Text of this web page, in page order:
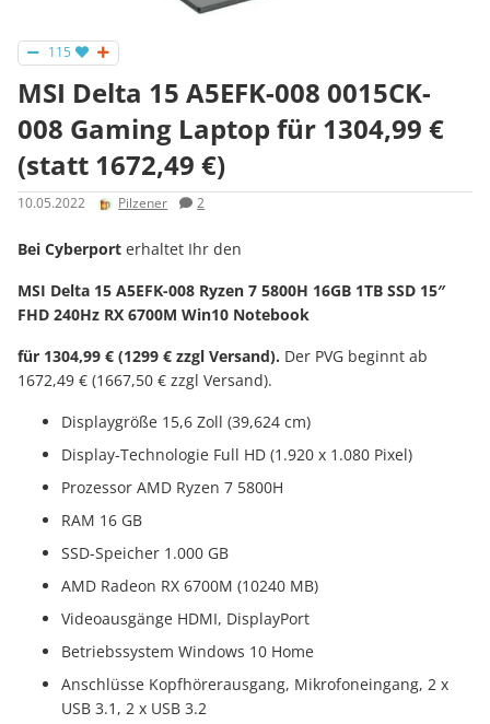
115
MSI Delta 15 A5EFK-008 0015CK-
008 Gaming Laptop für 1304,99 €
(statt 1672,49 €)
10.05.2022 Pilzener 2
Bei Cyberport erhaltet Ihr den
MSI Delta 15 A5EFK-008 Ryzen 7 5800H 16GB 1TB SSD 15″
FHD 240Hz RX 6700M Win10 Notebook
für 1304,99 € (1299 € zzgl Versand). Der PVG beginnt ab
1672,49 € (1667,50 € zzgl Versand).
Displaygröße 15,6 Zoll (39,624 cm)
Display-Technologie Full HD (1.920 x 1.080 Pixel)
Prozessor AMD Ryzen 7 5800H
RAM 16 GB
SSD-Speicher 1.000 GB
AMD Radeon RX 6700M (10240 MB)
Videoausgänge HDMI, DisplayPort
Betriebssystem Windows 10 Home
Anschlüsse Kopfhörerausgang, Mikrofoneingang, 2 x
USB 3.1, 2 x USB 3.2